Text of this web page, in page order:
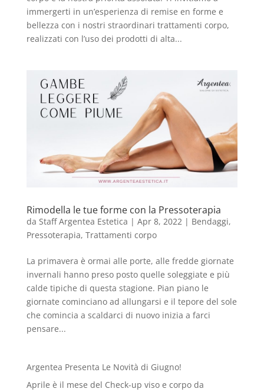
immergerti in un’esperienza di remise en forme e
bellezza con i nostri straordinari trattamenti corpo,
realizzati con l’uso dei prodotti di alta...
Rimodella le tue forme con la Pressoterapia
da Staff Argentea Estetica | Apr 8, 2022| Bendaggi,
Pressoterapia, Trattamenti corpo
La primavera è ormai alle porte, alle fredde giornate
invernali hanno preso posto quelle soleggiate e più
calde tipiche di questa stagione. Pian piano le
giornate cominciano ad allungarsi e il tepore del sole
che comincia a scaldarci di nuovo inizia a farci
pensare...
Argentea Presenta Le Novità di Giugno!
Aprile è il mese del Check-up viso e corpo da